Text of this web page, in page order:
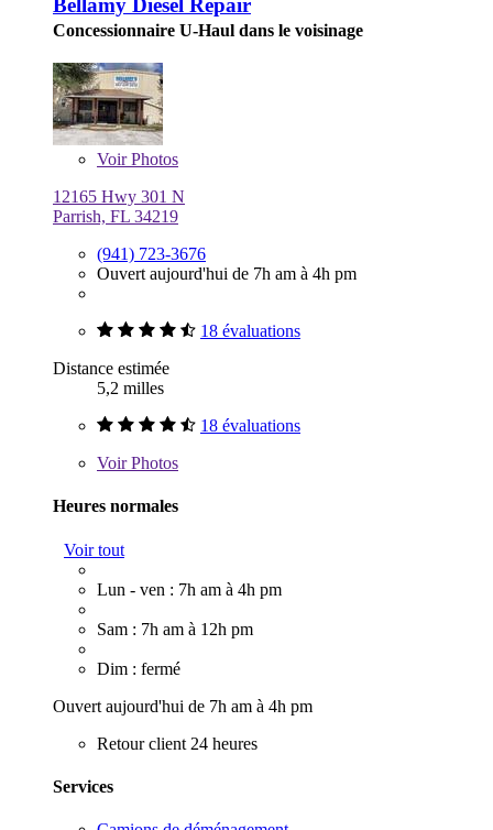
Bellamy Diesel Repair
Concessionnaire U-Haul dans le voisinage
VoirPhotos
12165 Hwy 301 N
Parrish, FL 34219
(941) 723-3676
Ouvert aujourd'hui de 7h am à 4h pm
18 évaluations
Distance estimée
5,2 milles
18 évaluations
VoirPhotos
Heures normales
Voir tout
Lun - ven : 7h am à 4h pm
Sam : 7h am à 12h pm
Dim : fermé
Ouvert aujourd'hui de 7h am à 4h pm
Retour client 24 heures
Services